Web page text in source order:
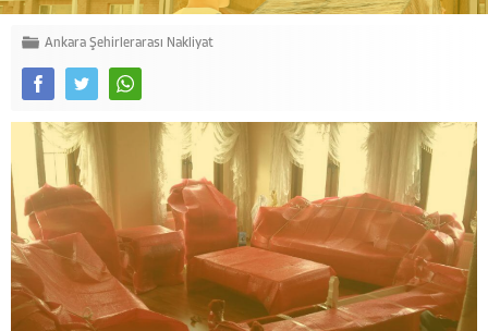
Ankara Şehirlerarası Nakliyat